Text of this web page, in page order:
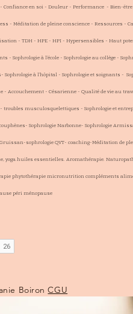
Confiance en soi - Douleur - Performance - Bien-
- Méditation de pleine conscience - Ressources -
- TDH - HPE - HPI - Hypersensibles - Haut
- Sophrologie à l'école - Sophrologie au collège -
Sophrologie à l'hôpital - Sophrologie et soignants -
- Accouchement - Césarienne - Qualité de vie au
troubles musculosquelettiques - Sophrologie et
Sophrologie Narbonne- Sophrologie
sophrologie QVT- coaching-Méditation de
yoga.huiles essentielles. Aromathérapie.
phytothérapie micronutrition compléments
péri ménopause
BoironCGU